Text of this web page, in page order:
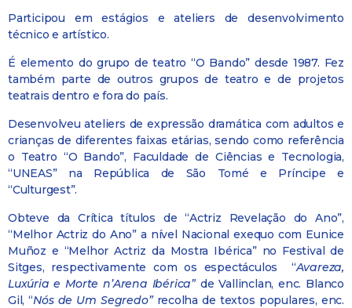
Participou em estágios e ateliers de desenvolvimento
técnico e artístico.
É elemento do grupo de teatro “O Bando” desde 1987. Fez
também parte de outros grupos de teatro e de projetos
teatrais dentro e fora do país.
Desenvolveu ateliers de expressão dramática com adultos e
crianças de diferentes faixas etárias, sendo como referência
o Teatro “O Bando”, Faculdade de Ciências e Tecnologia,
“UNEAS” na República de São Tomé e Príncipe e
“Culturgest”.
Obteve da Crítica títulos de “Actriz Revelação do Ano”,
“Melhor Actriz do Ano” a nível Nacional exequo com Eunice
Muñoz e “Melhor Actriz da Mostra Ibérica” no Festival de
Sitges, respectivamente com os espectáculos
“Avareza,
Luxúria e Morte n’Arena Ibérica”de Vallinclan, enc. Blanco
Gil, “Nós de Um Segredo”recolha de textos populares, enc.